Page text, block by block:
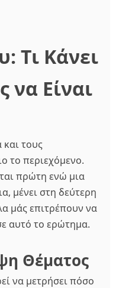
Τι Κάνει
να Είναι
και τους
το περιεχόμενο.
πρώτη ενώ μια
μένει στη δεύτερη
μάς επιτρέπουν να
αυτό το ερώτημα.
Θέματος
να μετρήσει πόσο